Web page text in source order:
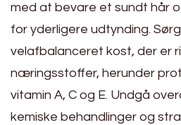
med at bevare et sundt hår
for yderligere udtynding.
velafbalanceret kost, der er
næringsstoffer, herunder
vitamin A, C og E. Undgå
kemiske behandlinger og